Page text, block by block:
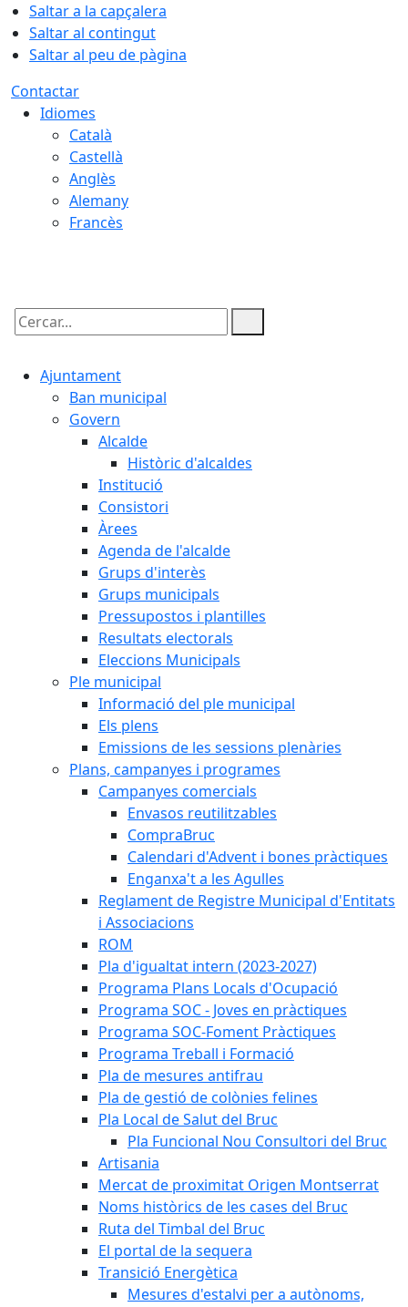
Saltar a la capçalera
Saltar al contingut
Saltar al peu de pàgina
Contactar
Idiomes
Català
Castellà
Anglès
Alemany
Francès
Cercar:
Ajuntament
Ban municipal
Govern
Alcalde
Històric d'alcaldes
Institució
Consistori
Àrees
Agenda de l'alcalde
Grups d'interès
Grups municipals
Pressupostos i plantilles
Resultats electorals
Eleccions Municipals
Ple municipal
Informació del ple municipal
Els plens
Emissions de les sessions plenàries
Plans, campanyes i programes
Campanyes comercials
Envasos reutilitzables
CompraBruc
Calendari d'Advent i bones pràctiques
Enganxa't a les Agulles
Reglament de Registre Municipal d'Entitats
i Associacions
ROM
Pla d'igualtat intern (2023-2027)
Programa Plans Locals d'Ocupació
Programa SOC - Joves en pràctiques
Programa SOC-Foment Pràctiques
Programa Treball i Formació
Pla de mesures antifrau
Pla de gestió de colònies felines
Pla Local de Salut del Bruc
Pla Funcional Nou Consultori del Bruc
Artisania
Mercat de proximitat Origen Montserrat
Noms històrics de les cases del Bruc
Ruta del Timbal del Bruc
El portal de la sequera
Transició Energètica
Mesures d'estalvi per a autònoms,